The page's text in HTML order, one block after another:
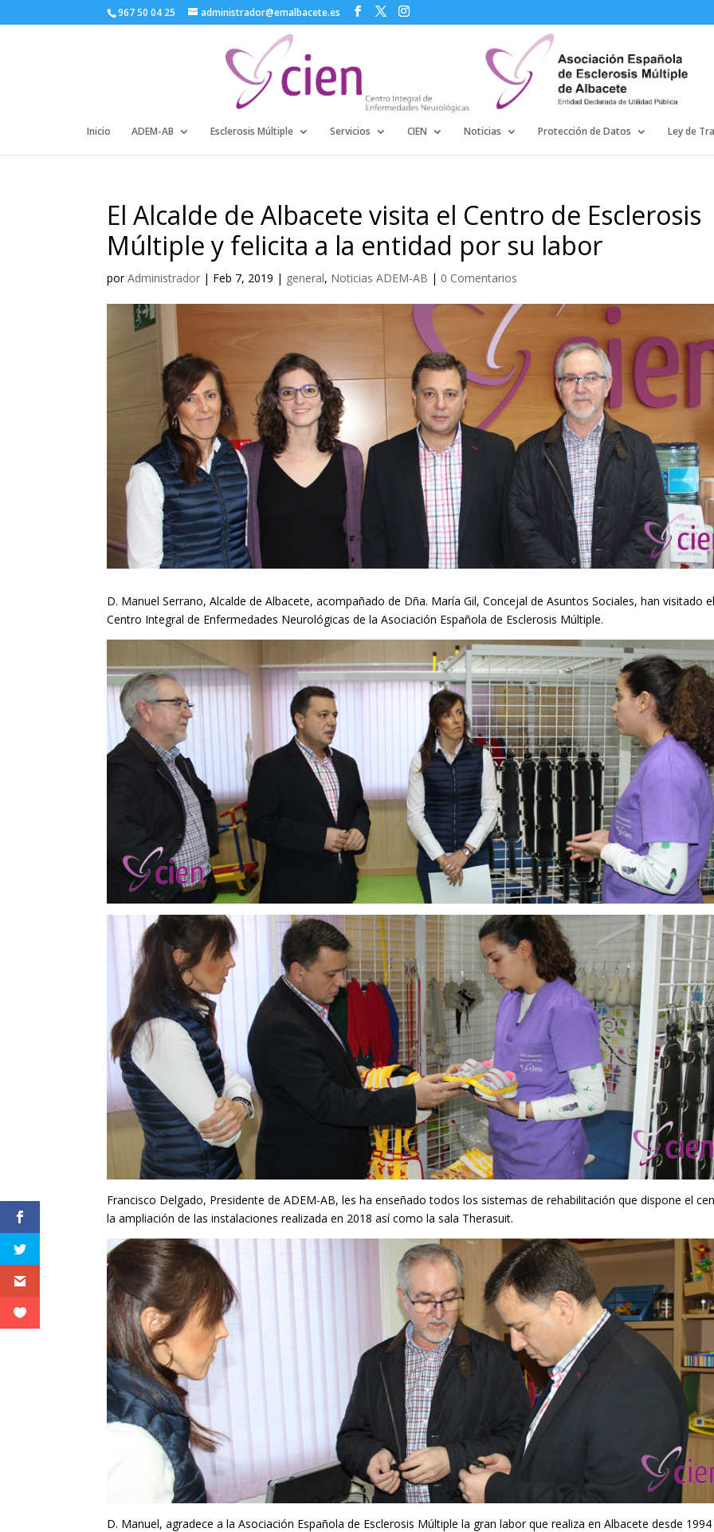
967 50 04 25 administrador@emalbacete.es
Inicio ADEM-AB Esclerosis Múltiple Servicios CIEN Noticias Protección de Datos Ley de
El Alcalde de Albacete visita el Centro de Esclerosis
Múltiple y felicita a la entidad por su labor
porAdministrador | Feb 7, 2019 | general, Noticias ADEM-AB | 0 Comentarios
D. Manuel Serrano, Alcalde de Albacete, acompañado de Dña. María Gil, Concejal de Asuntos Sociales, han visitado
Centro Integral de Enfermedades Neurológicas de la Asociación Española de Esclerosis Múltiple.
Francisco Delgado, Presidente de ADEM-AB, les ha enseñado todos los sistemas de rehabilitación que dispone el
la ampliación de las instalaciones realizada en 2018 así como la sala Therasuit.
D. Manuel, agradece a la Asociación Española de Esclerosis Múltiple la gran labor que realiza en Albacete desde